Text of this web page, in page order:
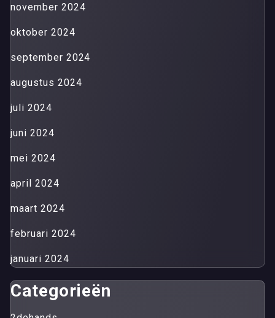
november 2024
oktober 2024
september 2024
augustus 2024
juli 2024
juni 2024
mei 2024
april 2024
maart 2024
februari 2024
januari 2024
Categorieën